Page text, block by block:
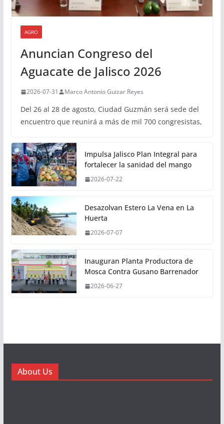
AGRO
Anuncian Congreso del
Aguacate de Jalisco 2026
2026-07-31 Marco Antonio Guizar Reyes
Del 26 al 28 de agosto, Ciudad Guzmán será sede del
encuentro que reunirá a más de mil 700 congresistas,
Impulsa Jalisco Plan Integral para
fortalecer la sanidad del mango
2026-07-22
Desazolvan Estero La Vena en La
Huerta
2026-07-07
Inauguran Planta Productora de
Mosca Contra Gusano Barrenador
2026-06-27
About Us